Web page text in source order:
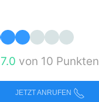
7.0 von 10 Punkten
JETZT ANRUFEN